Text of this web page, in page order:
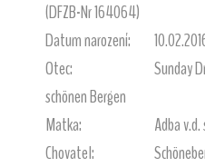
(DFZB-Nr 164064)
Datum narození:
Otec:
Sunday
schönen Bergen
Matka:
Adba
Chovatel: